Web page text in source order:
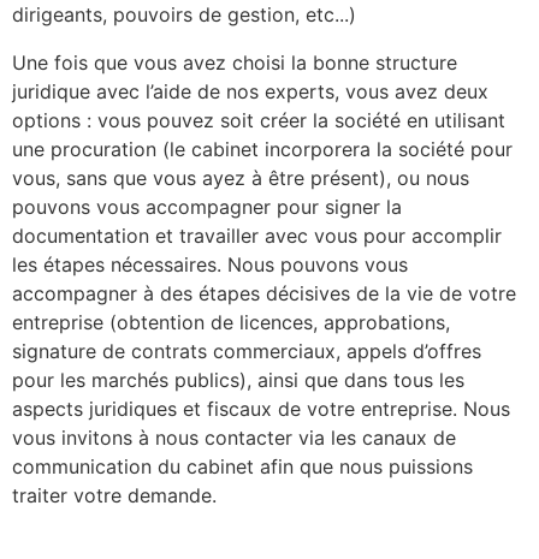
dirigeants, pouvoirs de gestion, etc...)
Une fois que vous avez choisi la bonne structure
juridique avec l’aide de nos experts, vous avez deux
options : vous pouvez soit créer la société en utilisant
une procuration (le cabinet incorporera la société pour
vous, sans que vous ayez à être présent), ou nous
pouvons vous accompagner pour signer la
documentation et travailler avec vous pour accomplir
les étapes nécessaires. Nous pouvons vous
accompagner à des étapes décisives de la vie de votre
entreprise (obtention de licences, approbations,
signature de contrats commerciaux, appels d’offres
pour les marchés publics), ainsi que dans tous les
aspects juridiques et fiscaux de votre entreprise. Nous
vous invitons à nous contacter via les canaux de
communication du cabinet afin que nous puissions
traiter votre demande.